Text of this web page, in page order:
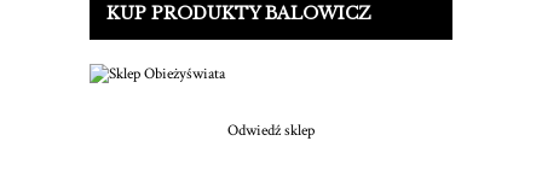
KUP PRODUKTY BALOWICZ
Odwiedź sklep